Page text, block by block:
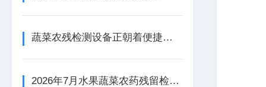
蔬菜农残检测设备正朝着便捷、灵敏的方向发展
2026年7月水果蔬菜农药残留检测仪器选购全指南 面向实验室采购